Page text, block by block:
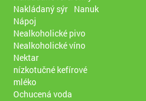
Nakládaný sýr Nanuk
Nápoj
Nealkoholické pivo
Nealkoholické víno
Nektar
nízkotučné kefírové
mléko
Ochucená voda